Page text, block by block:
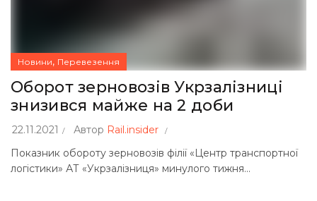
Новини, Перевезення
Оборот зерновозів Укрзалізниці
знизився майже на 2 доби
22.11.2021 Автор Rail.insider
Показник обороту зерновозів філії «Центр транспортної
логістики» АТ «Укрзалізниця» минулого тижня...